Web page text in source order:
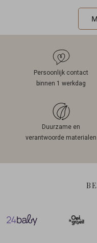
Persoonlijk contact
binnen 1 werkdag
Duurzame en
verantwoorde materialen